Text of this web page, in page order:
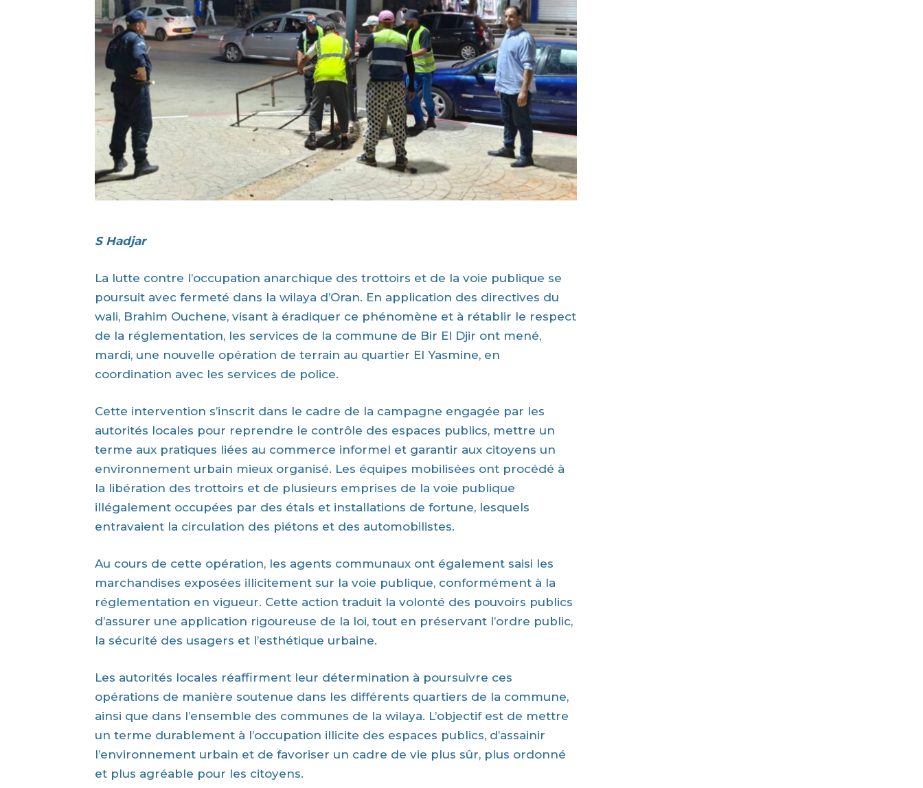
S Hadjar
La lutte contre l’occupation anarchique des trottoirs et de la voie publique se
poursuit avec fermeté dans la wilaya d’Oran. En application des directives du
wali, Brahim Ouchene, visant à éradiquer ce phénomène et à rétablir le respect
de la réglementation, les services de la commune de Bir El Djir ont mené,
mardi, une nouvelle opération de terrain au quartier El Yasmine, en
coordination avec les services de police.
Cette intervention s’inscrit dans le cadre de la campagne engagée par les
autorités locales pour reprendre le contrôle des espaces publics, mettre un
terme aux pratiques liées au commerce informel et garantir aux citoyens un
environnement urbain mieux organisé. Les équipes mobilisées ont procédé à
la libération des trottoirs et de plusieurs emprises de la voie publique
illégalement occupées par des étals et installations de fortune, lesquels
entravaient la circulation des piétons et des automobilistes.
Au cours de cette opération, les agents communaux ont également saisi les
marchandises exposées illicitement sur la voie publique, conformément à la
réglementation en vigueur. Cette action traduit la volonté des pouvoirs publics
d’assurer une application rigoureuse de la loi, tout en préservant l’ordre public,
la sécurité des usagers et l’esthétique urbaine.
Les autorités locales réaffirment leur détermination à poursuivre ces
opérations de manière soutenue dans les différents quartiers de la commune,
ainsi que dans l’ensemble des communes de la wilaya. L’objectif est de mettre
un terme durablement à l’occupation illicite des espaces publics, d’assainir
l’environnement urbain et de favoriser un cadre de vie plus sûr, plus ordonné
et plus agréable pour les citoyens.